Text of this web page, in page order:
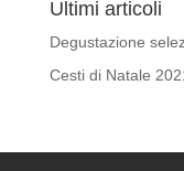
Ultimi articoli
Degustazione
Cesti di Natale